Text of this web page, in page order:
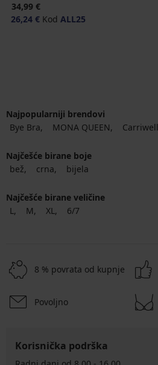
34,99 €
26,24 € Kod ALL25
Najpopularniji brendovi
Bye Bra
MONA QUEEN Carriwell
Najčešće birane boje
bež
crna bijela
Najčešće birane veličine
L
M XL 6/7
8 % povrata od kupnje
Povoljno
Korisnička podrška